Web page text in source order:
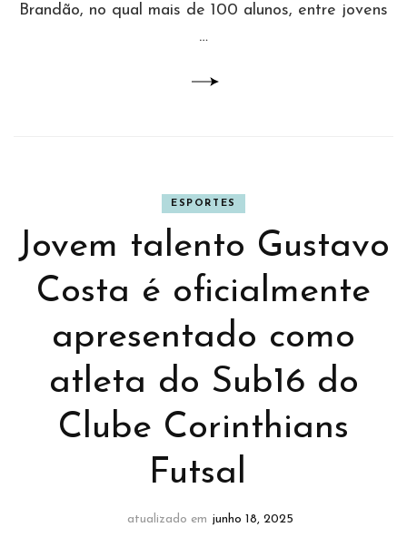
Brandão, no qual mais de 100 alunos, entre jovens
…
ESPORTES
Jovem talento Gustavo
Costa é oficialmente
apresentado como
atleta do Sub16 do
Clube Corinthians
Futsal
atualizado em junho 18, 2025